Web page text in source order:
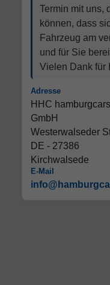
Termin mit uns,
können, dass
Fahrzeug am
und für Sie
Vielen Dank für
Adresse
HHC hamburgcars
GmbH
Westerwalseder
DE - 27386
Kirchwalsede
E-Mail